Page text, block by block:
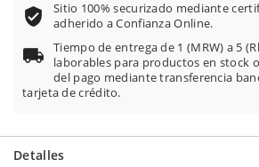
Sitio 100% securizado mediante
adherido a Confianza Online.
Tiempo de entrega de 1 (MRW) a 5
laborables para productos en stock
del pago mediante transferencia
tarjeta de crédito.
Detalles